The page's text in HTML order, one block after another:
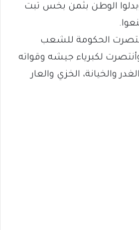
وبدلوا الوطن بثمن بخس تبت
الحكومة للشعب
لكبرياء جيشه وقواته
والخيانة، الخزي والعار